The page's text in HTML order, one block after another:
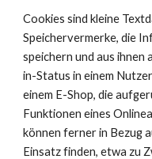
Cookies sind kleine
Speichervermerke, die
speichern und aus ihnen
in-Status in einem
einem E-Shop, die
Funktionen eines
können ferner in Bezug
Einsatz finden, etwa zu